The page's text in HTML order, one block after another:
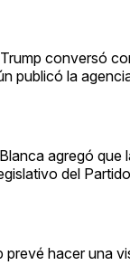
conversó
publicó la
agregó
del
prevé hacer una